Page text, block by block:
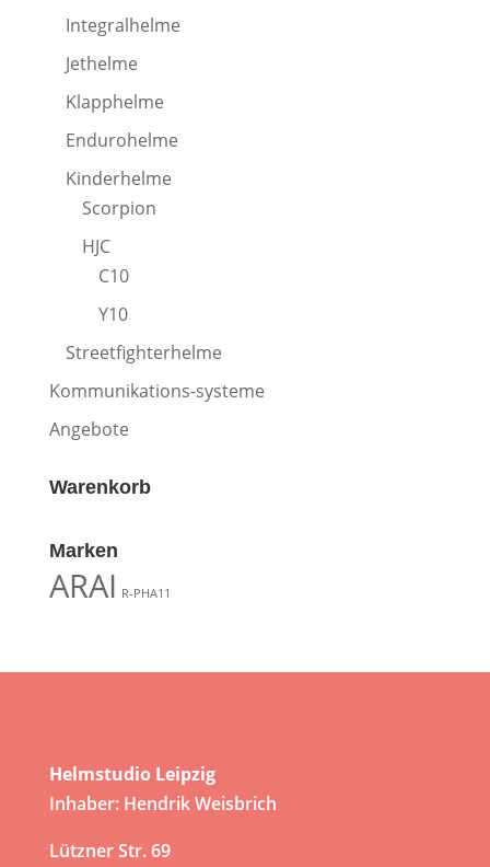
Integralhelme
Jethelme
Klapphelme
Endurohelme
Kinderhelme
Scorpion
HJC
C10
Y10
Streetfighterhelme
Kommunikations-systeme
Angebote
Warenkorb
Marken
ARAI R-PHA11
Helmstudio Leipzig
Inhaber: Hendrik Weisbrich
Lützner Str. 69